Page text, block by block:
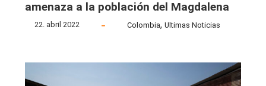
amenaza a la población del Magdalena
22. abril 2022 Colombia, Ultimas Noticias